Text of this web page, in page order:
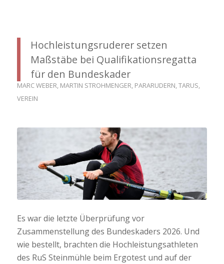
Hochleistungsruderer setzen
Maßstäbe bei Qualifikationsregatta
für den Bundeskader
MARC WEBER, MARTIN STROHMENGER, PARARUDERN,TARUS,
VEREIN
Es war die letzte Überprüfung vor
Zusammenstellung des Bundeskaders 2026. Und
wie bestellt, brachten die Hochleistungsathleten
des RuS Steinmühle beim Ergotest und auf der